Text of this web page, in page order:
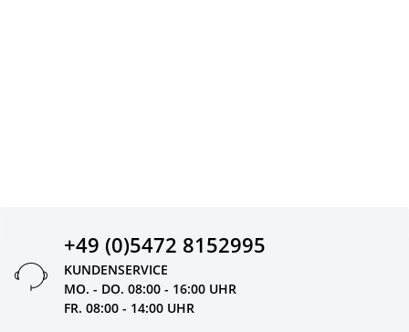
+49 (0)5472 8152995
KUNDENSERVICE
MO. - DO. 08:00 - 16:00 UHR
FR. 08:00 - 14:00 UHR